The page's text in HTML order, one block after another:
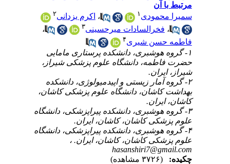
مرتبط با آن
سمیرا محمودی۱ ،اکرم یزدانی
،فخرالسادات میرحسینی
،
فاطمه حسن ‌شیری
۱- گروه هوشبری، دانشکده پرستاری مامایی
حضرت فاطمه، دانشگاه علوم پزشکی شیراز،
شیراز، ایران.
۲- گروه آمار زیستی و اپیدمیولوژی، دانشکده
بهداشت کاشان، دانشگاه علوم پزشکی کاشان،
کاشان، ایران.
۳- گروه هوشبری، دانشکده پیراپزشکی، دانشگاه
علوم پزشکی کاشان، کاشان، ایران.
۴- گروه هوشبری، دانشکده پیراپزشکی، دانشگاه
علوم پزشکی کاشان، کاشان، ایران. ،
hasanshiri7@gmail.com
چکیده: